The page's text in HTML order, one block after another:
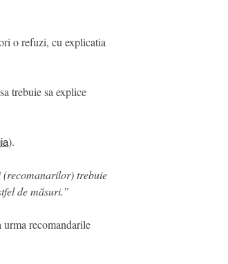
o refuzi, cu explicatia
trebuie sa explice
).
(recomanarilor) trebuie
de măsuri.”
recomandarile